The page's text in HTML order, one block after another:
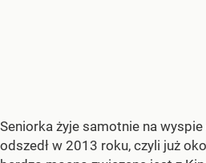
Seniorka żyje samotnie na
odszedł w 2013 roku, czyli już